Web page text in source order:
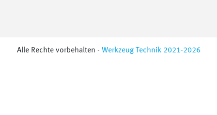
Alle Rechte vorbehalten - Werkzeug Technik 2021-2026